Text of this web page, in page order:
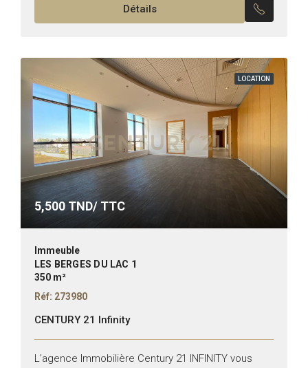
Détails
LOCATION
5,500 TND/ TTC
Immeuble
LES BERGES DU LAC 1
350 m²
Réf: 273980
CENTURY 21 Infinity
L’agence Immobilière Century 21 INFINITY vous